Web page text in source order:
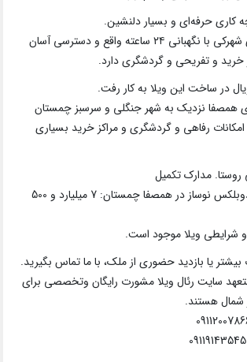
کاری حرفه‌ای و بسیار دلنشین.
این ویلا در منطقه‌ای شهرکی با نگهبانی ۲۴ ساعته واقع و دسترسی آسان
خرید و تفریحی و گردشگری دارد.
در ساخت این ویلا به کار رفت.
همصفا نزدیک به شهر جنگلی و سرسبز چمستان
امکانات رفاهی و گردشگری و مراکز خرید بسیاری
مدارک تکمیل
قیمت خرید ویلای دوبلکس نوساز در همصفا چمستان: 7 میلیارد و 500
شرایطی ویلا موجود است.
یا بازدید حضوری از ملک، با ما تماس بگیرید.
سایت رئال ویلا مشورت رایگان وتخصصی برای
شمال هستند.